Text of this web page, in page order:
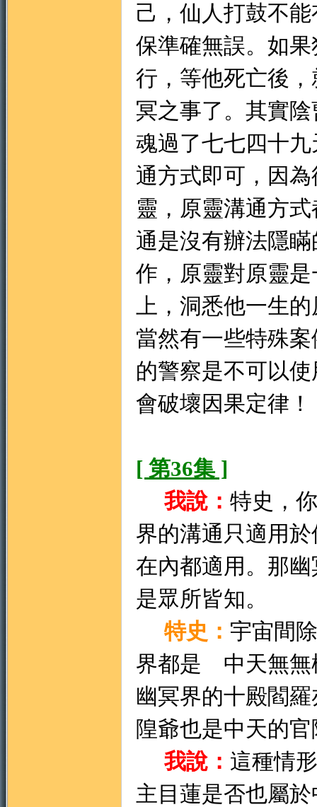
己，仙人打鼓不
保準確無誤。如
行，等他死亡後
冥之事了。其實
魂過了七七四十
通方式即可，因
靈，原靈溝通方
通是沒有辦法隱
作，原靈對原靈
上，洞悉他一生
當然有一些特殊
的警察是不可以
會破壞因果定律！
[ 第36集 ]
我說： 特史，
界的溝通只適用
在內都適用。那
是眾所皆知。
特史： 宇宙間
界都是 中天無無
幽冥界的十殿閻
隍爺也是中天的
我說： 這種情
主目蓮是否也屬